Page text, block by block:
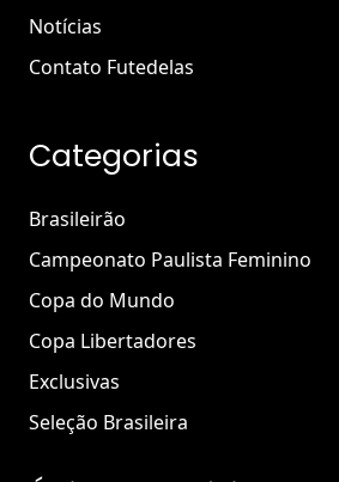
Notícias
Contato Futedelas
Categorias
Brasileirão
Campeonato Paulista Feminino
Copa do Mundo
Copa Libertadores
Exclusivas
Seleção Brasileira